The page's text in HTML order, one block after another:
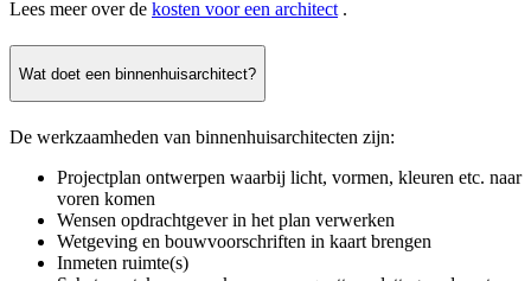
Lees meer over de kosten voor een architect .
Wat doet een binnenhuisarchitect?
De werkzaamheden van binnenhuisarchitecten zijn:
Projectplan ontwerpen waarbij licht, vormen, kleuren etc. naar
voren komen
Wensen opdrachtgever in het plan verwerken
Wetgeving en bouwvoorschriften in kaart brengen
Inmeten ruimte(s)